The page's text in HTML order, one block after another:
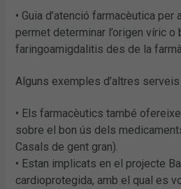
• Guia d’atenció farmacèutica per
permet determinar l’origen víric o
faringoamigdalitis des de la
Alguns exemples d’altres
• Els farmacèutics també
sobre el bon ús dels
Casals de gent gran).
• Estan implicats en el projecte
cardioprotegida, amb el qual es